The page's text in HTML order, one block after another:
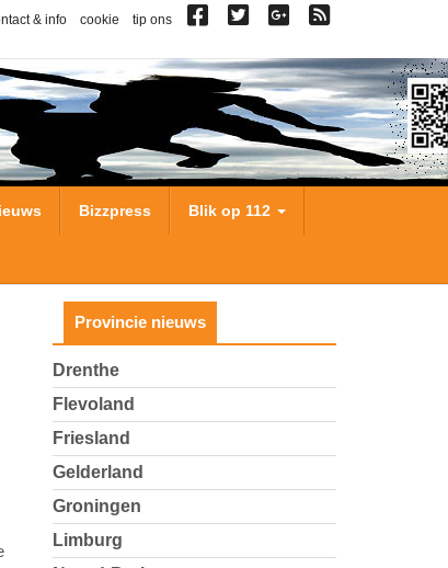
& info cookie tip ons
Bizzpress Blik op 112
Provincie nieuws
Drenthe
Flevoland
Friesland
Gelderland
Groningen
Limburg